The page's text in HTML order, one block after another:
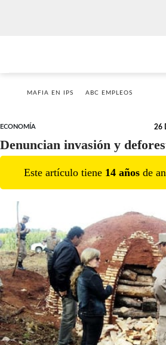
MAFIA EN IPS ABC EMPLEOS
ECONOMÍA 26
Denuncian invasión y
Este artículo tiene 14 años de